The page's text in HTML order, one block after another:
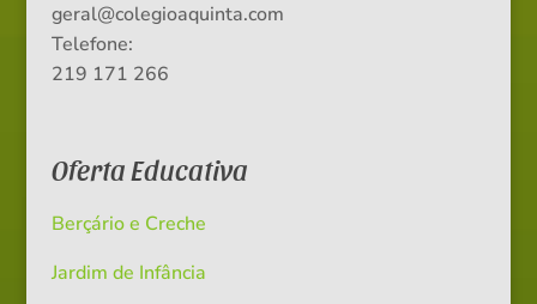
geral@colegioaquinta.com
Telefone:
219 171 266
Oferta Educativa
Berçário e Creche
Jardim de Infância